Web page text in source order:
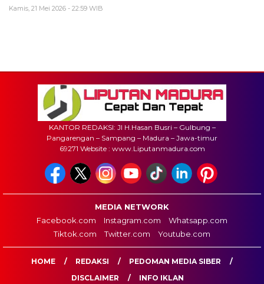
Kamis, 21 Mei 2026 - 22:59 WIB
KANTOR REDAKSI: Jl H.Hasan Busri – Gulbung –
Pangarengan – Sampang – Madura – Jawa-timur
69271 Website : www.Liputanmadura.com
MEDIA NETWORK
Facebook.com
Instagram.com
Whatsapp.com
Tiktok.com
Twitter.com Youtube.com
HOME REDAKSI
PEDOMAN MEDIA SIBER
DISCLAIMER
INFO IKLAN